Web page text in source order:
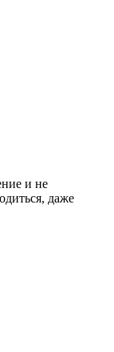
и не
даже